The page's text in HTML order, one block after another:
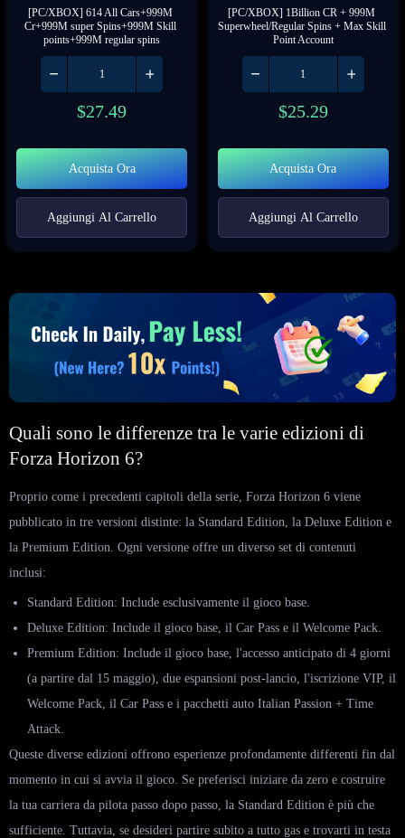
[PC/XBOX] 614 All Cars+999M
Cr+999M super Spins+999M Skill
points+999M regular spins
$27.49
Acquista Ora
Aggiungi Al Carrello
[PC/XBOX] 1Billion CR + 999M
Superwheel/Regular Spins + Max Skill
Point Account
$25.29
Acquista Ora
Aggiungi Al Carrello
Quali sono le differenze tra le varie edizioni di
Forza Horizon 6?
Proprio come i precedenti capitoli della serie, Forza Horizon 6 viene
pubblicato in tre versioni distinte: la Standard Edition, la Deluxe Edition e
la Premium Edition. Ogni versione offre un diverso set di contenuti
inclusi:
Standard Edition: Include esclusivamente il gioco base.
Deluxe Edition: Include il gioco base, il Car Pass e il Welcome Pack.
Premium Edition: Include il gioco base, l'accesso anticipato di 4 giorni
(a partire dal 15 maggio), due espansioni post-lancio, l'iscrizione VIP, il
Welcome Pack, il Car Pass e i pacchetti auto Italian Passion + Time
Attack.
Queste diverse edizioni offrono esperienze profondamente differenti fin dal
momento in cui si avvia il gioco. Se preferisci iniziare da zero e costruire
la tua carriera da pilota passo dopo passo, la Standard Edition è più che
sufficiente. Tuttavia, se desideri partire subito a tutto gas e trovarti in testa